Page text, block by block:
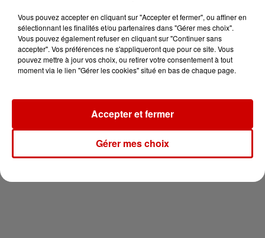
Le Duel - Gagnez votre balade
en jet ski !
Newsletter
Vous pouvez accepter en cliquant sur "Accepter et fermer", ou affiner en
sélectionnant les finalités et/ou partenaires dans "Gérer mes choix".
Vous pouvez également refuser en cliquant sur "Continuer sans
accepter". Vos préférences ne s'appliqueront que pour ce site. Vous
pouvez mettre à jour vos choix, ou retirer votre consentement à tout
moment via le lien "Gérer les cookies" situé en bas de chaque page.
Gérer mes choix
Accepter et fermer